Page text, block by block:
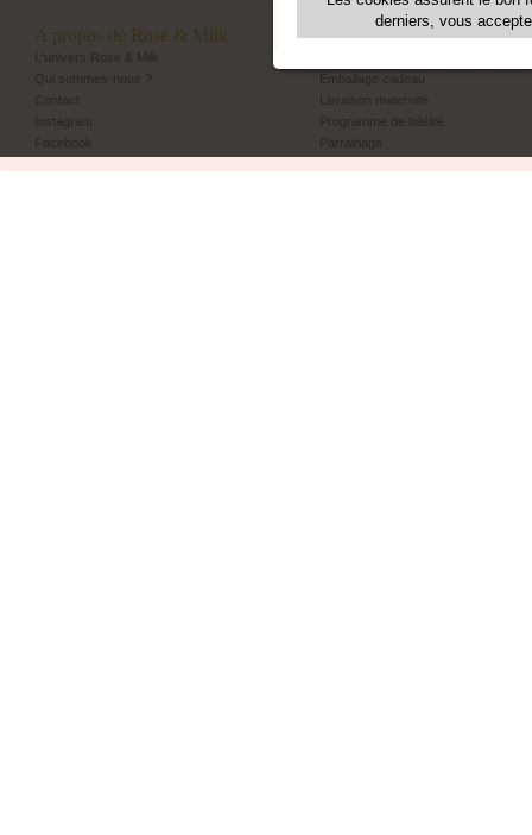
A propos de Rose & Milk
L'univers Rose & Milk
Qui sommes-nous ?
Contact
Instagram
Facebook
Les + Rose & Milk
Emballage cadeau
Livraison maternité
Programme de fidélité
Parrainage